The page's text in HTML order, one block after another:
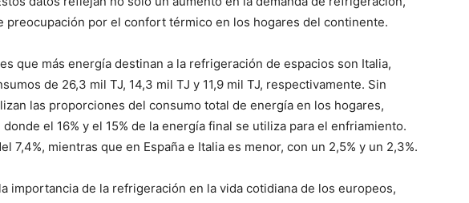
preocupación por el confort térmico en los hogares del continente.
que más energía destinan a la refrigeración de espacios son Italia,
de 26,3 mil TJ, 14,3 mil TJ y 11,9 mil TJ, respectivamente. Sin
las proporciones del consumo total de energía en los hogares,
el 16% y el 15% de la energía final se utiliza para el enfriamiento.
7,4%, mientras que en España e Italia es menor, con un 2,5% y un 2,3%.
importancia de la refrigeración en la vida cotidiana de los europeos,